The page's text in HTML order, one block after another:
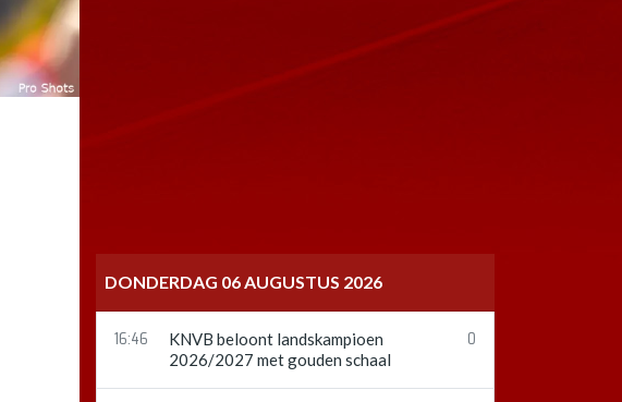
DONDERDAG 06 AUGUSTUS 2026
16:46
KNVB beloont landskampioen
2026/2027 met gouden schaal
0